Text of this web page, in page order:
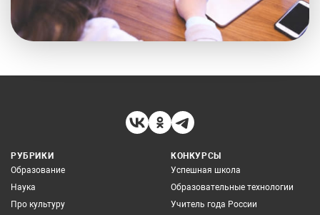
РУБРИКИ
Образование
Наука
Про культуру
КОНКУРСЫ
Успешная школа
Образовательные технологии
Учитель года России